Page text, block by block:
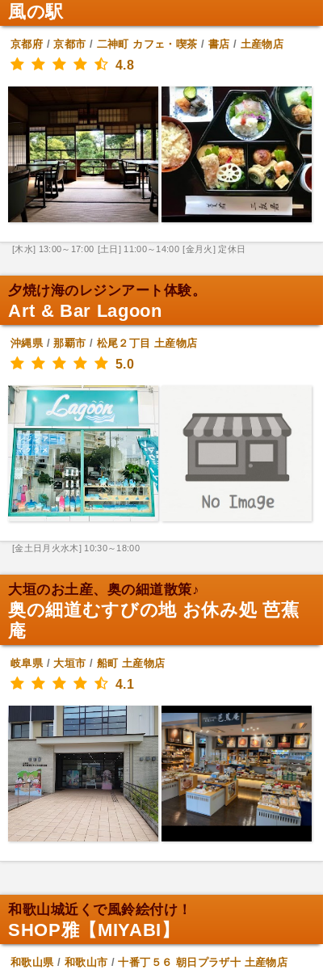
風の駅
京都府 /京都市 / 二神町 カフェ・喫茶 / 書店 / 土産物店
4.8
[木水] 13:00～17:00 [土日] 11:00～14:00 [金月火] 定休日
夕焼け海のレジンアート体験。
Art & Bar Lagoon
沖縄県/那覇市 / 松尾２丁目 土産物店
5.0
[金土日月火水木] 10:30～18:00
大垣のお土産、奥の細道散策♪
奥の細道むすびの地 お休み処 芭蕉
庵
岐阜県/大垣市 / 船町 土産物店
4.1
和歌山城近くで風鈴絵付け！
SHOP雅【MIYABI】
和歌山県/ 和歌山市 /十番丁５６ 朝日プラザ十 土産物店